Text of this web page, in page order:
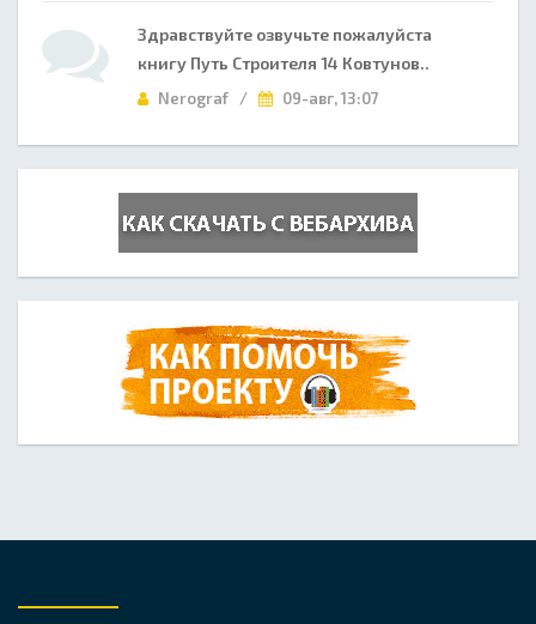
Здравствуйте озвучьте пожалуйста
книгу Путь Строителя 14 Ковтунов..
Nerograf / 09-авг, 13:07